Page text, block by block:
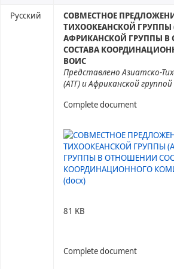
Русский
СОВМЕСТНОЕ
ТИХООКЕАНСКОЙ ГРУППЫ
АФРИКАНСКОЙ ГРУППЫ
СОСТАВА
ВОИС
Представлено Азиатско-
(АТГ) и Африканской группой
Complete document
81 KB
Complete document